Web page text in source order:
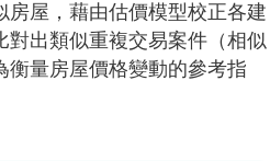
房屋，藉由估價模型校正各建
對出類似重複交易案件（相似
衡量房屋價格變動的參考指